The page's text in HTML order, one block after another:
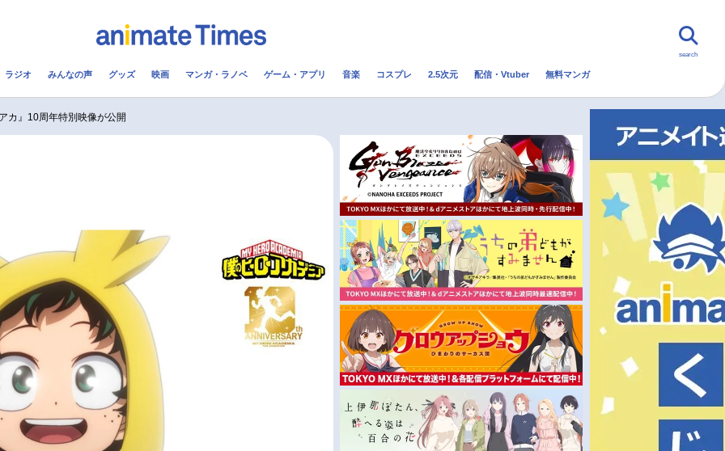
配信・Vtuber トレンド 無料マンガ
実写化映画一覧
男性声優/女性声優一覧
今期アニメ曜日別一覧
夏アニメ
秋アニメ
冬アニメ
search
ラジオ みんなの声 グッズ 映画 マンガ・ラノベ ゲーム・アプリ 音楽 コスプレ 2.5次元 配信・Vtuber 無料マンガ
カ』10周年特別映像が公開